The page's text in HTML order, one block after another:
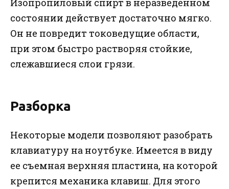
Изопропиловый спирт в неразведенном
состоянии действует достаточно мягко.
Он не повредит токоведущие области,
при этом быстро растворяя стойкие,
слежавшиеся слои грязи.
Разборка
Некоторые модели позволяют разобрать
клавиатуру на ноутбуке. Имеется в виду
ее съемная верхняя пластина, на которой
крепится механика клавиш. Для этого